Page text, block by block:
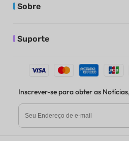
Sobre
Suporte
Inscrever-se para obter as